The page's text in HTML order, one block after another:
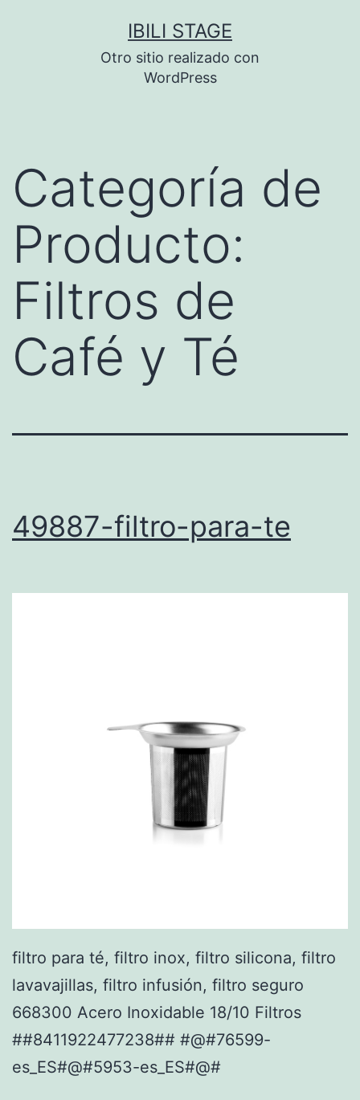
IBILI STAGE
Otro sitio realizado con
WordPress
Categoría de
Producto:
Filtros de
Café y Té
49887-filtro-para-te
filtro para té, filtro inox, filtro silicona, filtro
lavavajillas, filtro infusión, filtro seguro
668300 Acero Inoxidable 18/10 Filtros
##8411922477238## #@#76599-
es_ES#@#5953-es_ES#@#